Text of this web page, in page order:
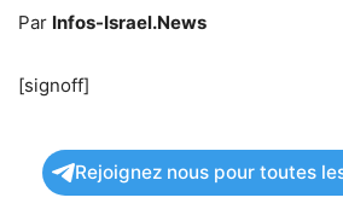
Par Infos-Israel.News
[signoff]
Rejoignez nous pour toutes